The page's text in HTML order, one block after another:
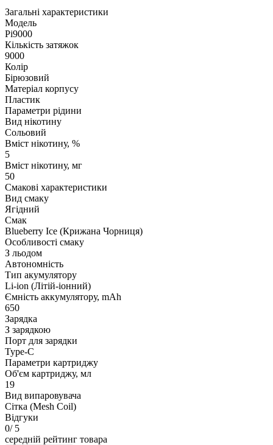
Загальні характеристики
Модель
Pi9000
Кількість затяжок
9000
Колір
Бірюзовий
Матеріал корпусу
Пластик
Параметри рідини
Вид нікотину
Сольовий
Вміст нікотину, %
5
Вміст нікотину, мг
50
Смакові характеристики
Вид смаку
Ягідний
Смак
Blueberry Ice (Крижана Чорниця)
Особливості смаку
З льодом
Автономність
Тип акумулятору
Li-ion (Літій-іонний)
Ємність аккумулятору, mAh
650
Зарядка
З зарядкою
Порт для зарядки
Type-C
Параметри картриджу
Об'єм картриджу, мл
19
Вид випаровувача
Сітка (Mesh Coil)
Відгуки
0/ 5
середній рейтинг товара